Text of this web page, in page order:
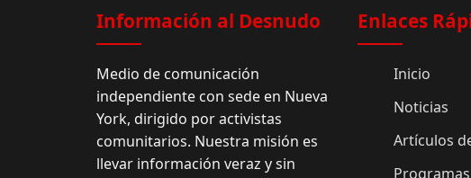
Información al Desnudo
Medio de comunicación
independiente con sede en Nueva
York, dirigido por activistas
comunitarios. Nuestra misión es
llevar información veraz y sin
Enlaces
Inicio
Noticias
Artículos
Programas